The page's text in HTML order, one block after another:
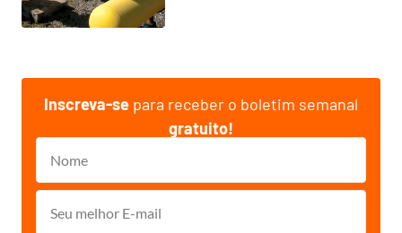
Inscreva-se para receber o boletim semanal
gratuito!